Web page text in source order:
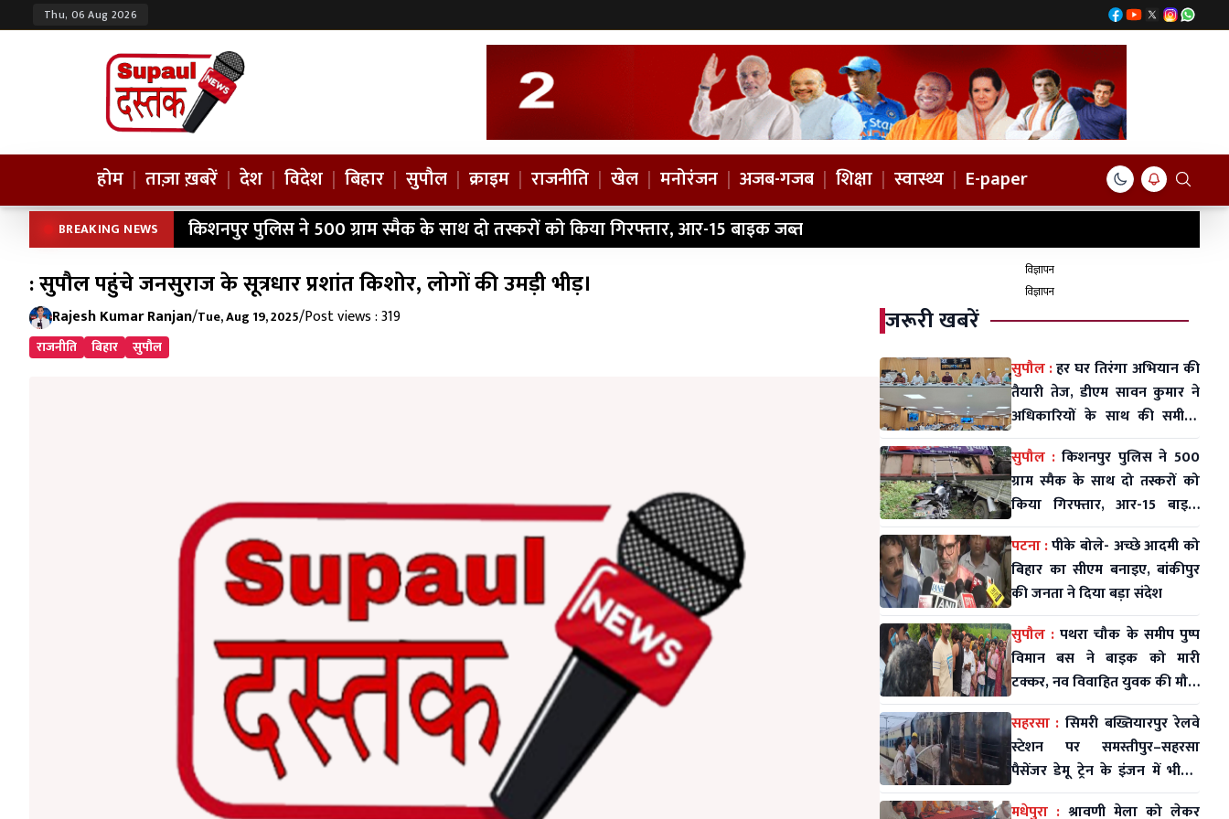
Thu, 06 Aug 2026
होम | ताज़ा ख़बरें | देश | विदेश | बिहार | सुपौल | क्राइम | राजनीति | खेल | मनोरंजन | अजब-गजब | शिक्षा | स्वास्थ्य | E-paper
BREAKING NEWS किशनपुर पुलिस ने 500 ग्राम स्मैक के साथ दो तस्करों को किया गिरफ्तार, आर-15 बाइक जब्त
: सुपौल पहुंचे जनसुराज के सूत्रधार प्रशांत किशोर, लोगों की उमड़ी भीड़।
Rajesh Kumar Ranjan/Tue, Aug 19, 2025/Post views : 319
राजनीति बिहार सुपौल
विज्ञापन
विज्ञापन
जरूरी खबरें
सुपौल :हर घर तिरंगा अभियान की
तैयारी तेज, डीएम सावन कुमार ने
अधिकारियों के साथ की समीक्षा
बैठक
सुपौल : किशनपुर पुलिस ने 500
ग्राम स्मैक के साथ दो तस्करों को
किया गिरफ्तार, आर-15 बाइक
जब्त
पटना :पीके बोले- अच्छे आदमी को
बिहार का सीएम बनाइए, बांकीपुर
की जनता ने दिया बड़ा संदेश
सुपौल : पथरा चौक के समीप पुष्प
विमान बस ने बाइक को मारी
टक्कर, नव विवाहित युवक की मौत;
महिला व मासूम घायल
सहरसा : सिमरी बख्तियारपुर रेलवे
स्टेशन पर समस्तीपुर–सहरसा
पैसेंजर डेमू ट्रेन के इंजन में भीषण
आग
मधेपुरा : श्रावणी मेला को लेकर